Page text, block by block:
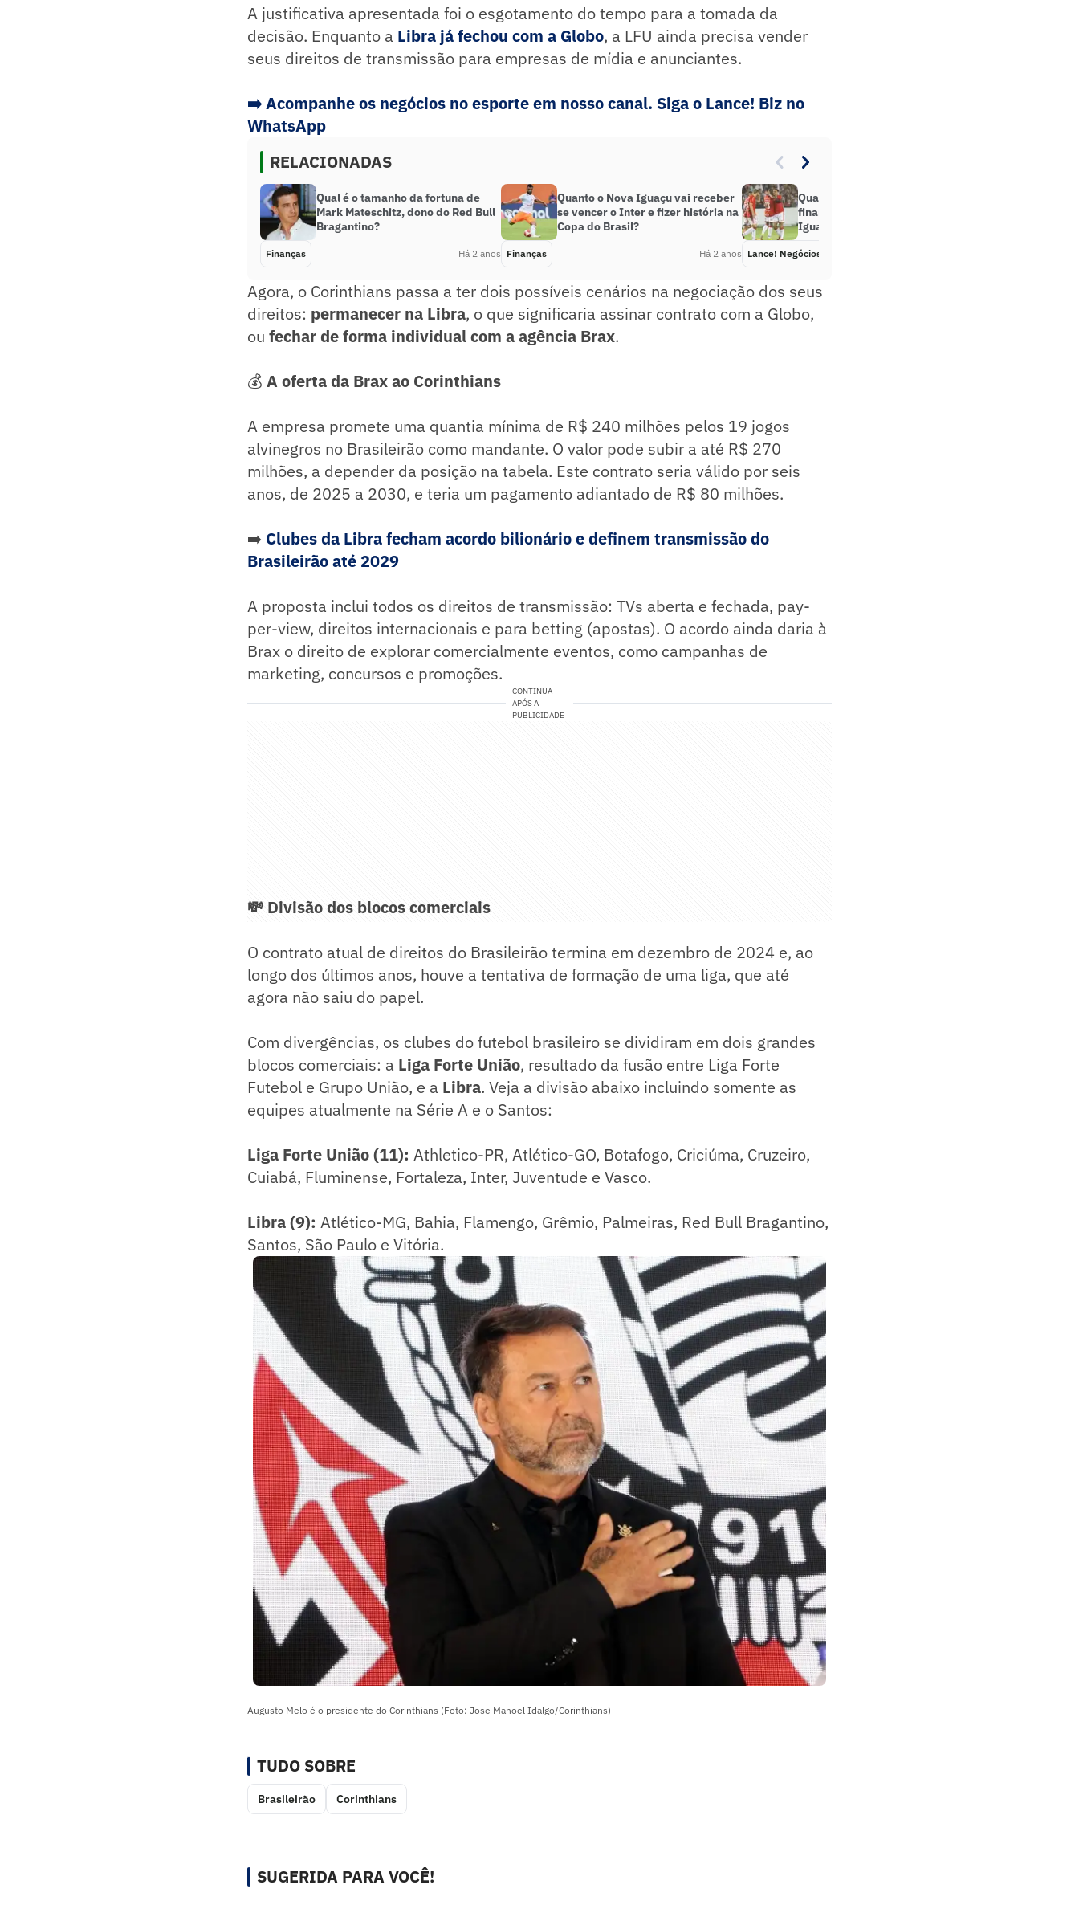
A justificativa apresentada foi o esgotamento do tempo para a tomada da
decisão. Enquanto a Libra já fechou com a Globo, a LFU ainda precisa vender
seus direitos de transmissão para empresas de mídia e anunciantes.
➡️Acompanhe os negócios no esporte em nosso canal. Siga o Lance! Biz no
WhatsApp
RELACIONADAS
Qual é o tamanho da fortuna de
Mark Mateschitz, dono do Red Bull
Bragantino?
Finanças Há 2 anos
Quanto o Nova Iguaçu vai receber
se vencer o Inter e fizer história na
Copa do Brasil?
Finanças Há 2 anos
Qual o tamanho do abismo
financeiro entre Inter e Nova
Iguaçu?
Lance! Negócios
Agora, o Corinthians passa a ter dois possíveis cenários na negociação dos seus
direitos: permanecer na Libra, o que significaria assinar contrato com a Globo,
ou fechar de forma individual com a agência Brax.
💰 A oferta da Brax ao Corinthians
A empresa promete uma quantia mínima de R$ 240 milhões pelos 19 jogos
alvinegros no Brasileirão como mandante. O valor pode subir a até R$ 270
milhões, a depender da posição na tabela. Este contrato seria válido por seis
anos, de 2025 a 2030, e teria um pagamento adiantado de R$ 80 milhões.
➡️ Clubes da Libra fecham acordo bilionário e definem transmissão do
Brasileirão até 2029
A proposta inclui todos os direitos de transmissão: TVs aberta e fechada, pay-
per-view, direitos internacionais e para betting (apostas). O acordo ainda daria à
Brax o direito de explorar comercialmente eventos, como campanhas de
marketing, concursos e promoções.
CONTINUA
APÓS A
PUBLICIDADE
💸 Divisão dos blocos comerciais
O contrato atual de direitos do Brasileirão termina em dezembro de 2024 e, ao
longo dos últimos anos, houve a tentativa de formação de uma liga, que até
agora não saiu do papel.
Com divergências, os clubes do futebol brasileiro se dividiram em dois grandes
blocos comerciais: a Liga Forte União, resultado da fusão entre Liga Forte
Futebol e Grupo União, e a Libra. Veja a divisão abaixo incluindo somente as
equipes atualmente na Série A e o Santos:
Liga Forte União (11): Athletico-PR, Atlético-GO, Botafogo, Criciúma, Cruzeiro,
Cuiabá, Fluminense, Fortaleza, Inter, Juventude e Vasco.
Libra (9): Atlético-MG, Bahia, Flamengo, Grêmio, Palmeiras, Red Bull Bragantino,
Santos, São Paulo e Vitória.
Augusto Melo é o presidente do Corinthians (Foto: Jose Manoel Idalgo/Corinthians)
TUDO SOBRE
Brasileirão Corinthians
SUGERIDA PARA VOCÊ!